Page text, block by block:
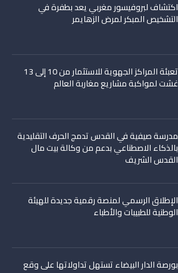
اكتشاف لبروفيسور مغربي يعد بطفرة في
التشخيص المبكر لمرض الزهايمر
تعبئة المراكز الجهوية للاستثمار من 10 إلى 13
غشت لمواكبة مشاريع مغاربة العالم
مدرسة صيفية في القدس تدمج الحرف التقليدية
بالذكاء الاصطناعي بدعم من وكالة بيت مال
القدس الشريف
الإطلاق الرسمي لمنصة رقمية جديدة للهيئة
الوطنية للطبيبات والأطباء
بورصة الدار البيضاء تستهل تداولاتها على وقع